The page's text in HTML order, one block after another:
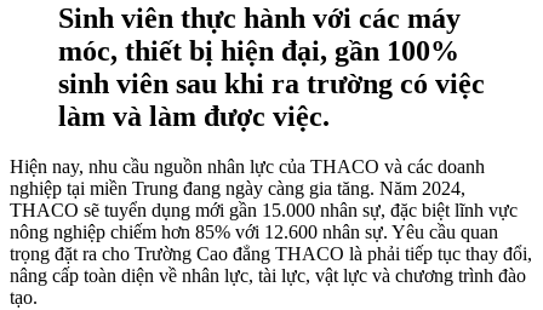
Sinh viên thực hành với các máy
móc, thiết bị hiện đại, gần 100%
sinh viên sau khi ra trường có việc
làm và làm được việc.
Hiện nay, nhu cầu nguồn nhân lực của THACO và các doanh
nghiệp tại miền Trung đang ngày càng gia tăng. Năm 2024,
THACO sẽ tuyển dụng mới gần 15.000 nhân sự, đặc biệt lĩnh vực
nông nghiệp chiếm hơn 85% với 12.600 nhân sự. Yêu cầu quan
trọng đặt ra cho Trường Cao đẳng THACO là phải tiếp tục thay đổi,
nâng cấp toàn diện về nhân lực, tài lực, vật lực và chương trình đào
tạo.